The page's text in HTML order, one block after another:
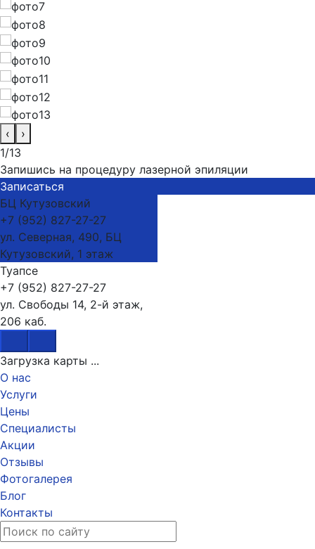
‹
›
1/13
Запишись на процедуру лазерной эпиляции
Записаться
БЦ Кутузовский
+7 (952) 827-27-27
ул. Северная, 490, БЦ
Кутузовский, 1 этаж
Туапсе
+7 (952) 827-27-27
ул. Свободы 14, 2-й этаж,
206 каб.
Загрузка карты ...
О нас
Услуги
Цены
Специалисты
Акции
Отзывы
Фотогалерея
Блог
Контакты